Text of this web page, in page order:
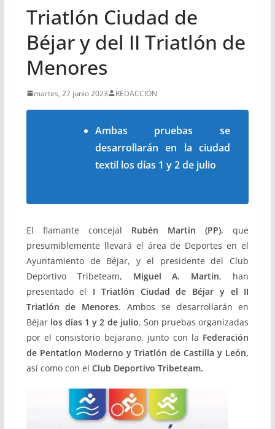
Triatlón Ciudad de
Béjar y del II Triatlón de
Menores
martes, 27 junio 2023 REDACCIÓN
Ambas pruebas se
desarrollarán en la ciudad
textil los días 1 y 2 de julio
El flamante concejal Rubén Martín (PP), que
presumiblemente llevará el área de Deportes en el
Ayuntamiento de Béjar, y el presidente del Club
Deportivo Tribeteam, Miguel A. Martín, han
presentado el I Triatlón Ciudad de Béjar y el II
Triatlón de Menores. Ambos se desarrollarán en
Béjarlos días 1 y 2 de julio. Son pruebas organizadas
por el consistorio bejarano, junto con la Federación
de Pentatlon Moderno y Triatlón de Castilla y León,
así como con el Club Deportivo Tribeteam.